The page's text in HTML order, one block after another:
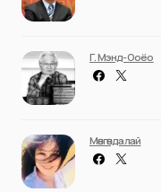
Г. Мэнд-Ооёо
Мөнгөндалай